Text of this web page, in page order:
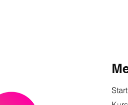
Start